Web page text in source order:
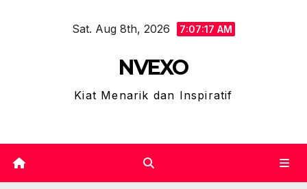
Sat. Aug 8th, 2026 7:07:18 AM
NVEXO
Kiat Menarik dan Inspiratif